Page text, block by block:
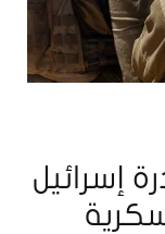
إسرائيل